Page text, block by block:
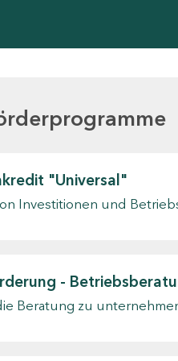
"Universal"
Investitionen und
-
Beratung zu